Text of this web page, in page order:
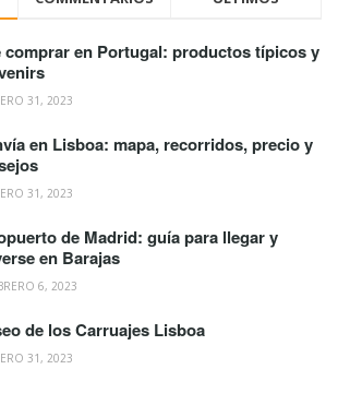
comprar en Portugal: productos típicos y
31, 2023
en Lisboa: mapa, recorridos, precio y
31, 2023
de Madrid: guía para llegar y
en Barajas
6, 2023
de los Carruajes Lisboa
31, 2023